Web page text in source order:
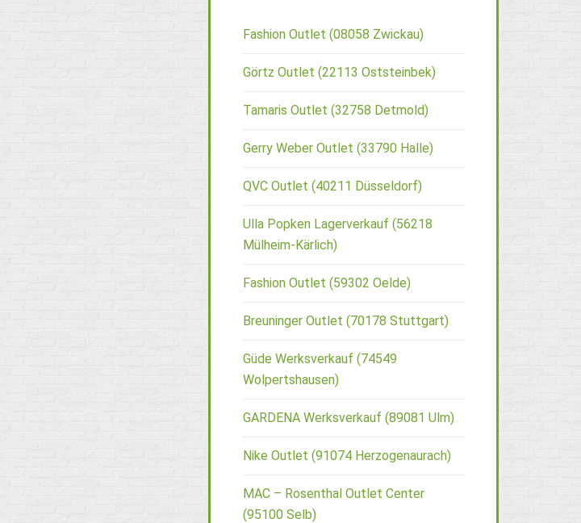
Fashion Outlet (08058 Zwickau)
Görtz Outlet (22113 Oststeinbek)
Tamaris Outlet (32758 Detmold)
Gerry Weber Outlet (33790 Halle)
QVC Outlet (40211 Düsseldorf)
Ulla Popken Lagerverkauf (56218
Mülheim-Kärlich)
Fashion Outlet (59302 Oelde)
Breuninger Outlet (70178 Stuttgart)
Güde Werksverkauf (74549
Wolpertshausen)
GARDENA Werksverkauf (89081 Ulm)
Nike Outlet (91074 Herzogenaurach)
MAC – Rosenthal Outlet Center
(95100 Selb)